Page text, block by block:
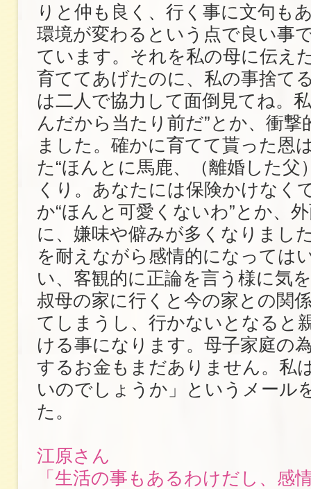
りと仲も良く、行く事に文句も
環境が変わるという点で良い事
ています。それを私の母に伝え
育ててあげたのに、私の事捨て
は二人で協力して面倒見てね。
んだから当たり前だ”とか、衝撃
ました。確かに育てて貰った恩
た“ほんとに馬鹿、（離婚した父
くり。あなたには保険かけなく
か“ほんと可愛くないわ”とか、
に、嫌味や僻みが多くなりまし
を耐えながら感情的になっては
い、客観的に正論を言う様に気
叔母の家に行くと今の家との関
てしまうし、行かないとなると
ける事になります。母子家庭の
するお金もまだありません。私
いのでしょうか」というメール
た。
江原さん
「生活の事もあるわけだし、感